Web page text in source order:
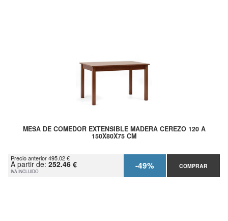
MESA DE COMEDOR EXTENSIBLE MADERA CEREZO 120 A
150X80X75 CM
Precio anterior 495.02 €
A partir de: 252.46 €
IVA INCLUIDO -49% COMPRAR